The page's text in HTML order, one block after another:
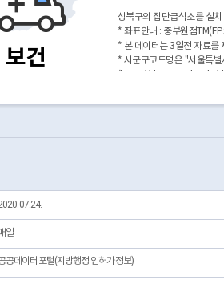
보건
성북구의 집단급식소를 설
* 좌표안내 : 중부원점
* 본 데이터는 3일전 자료를
* 시군구코드명은 "서울특
일
공데이터포털(지방행정 인허가정보)